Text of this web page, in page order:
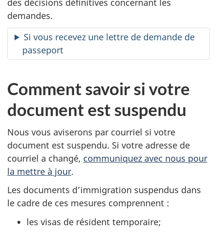
demandes.
Si vous recevez une lettre de demande de
passeport
Comment savoir si votre
document est suspendu
Nous vous aviserons par courriel si votre
document est suspendu. Si votre adresse de
courriel a changé, communiquez avec nous pour
la mettre à jour.
Les documents d’immigration suspendus dans
le cadre de ces mesures comprennent :
les visas de résident temporaire;